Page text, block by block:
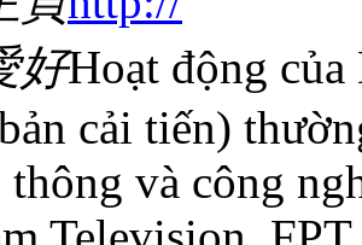
好Hoạt động
cải tiến)
thông và công